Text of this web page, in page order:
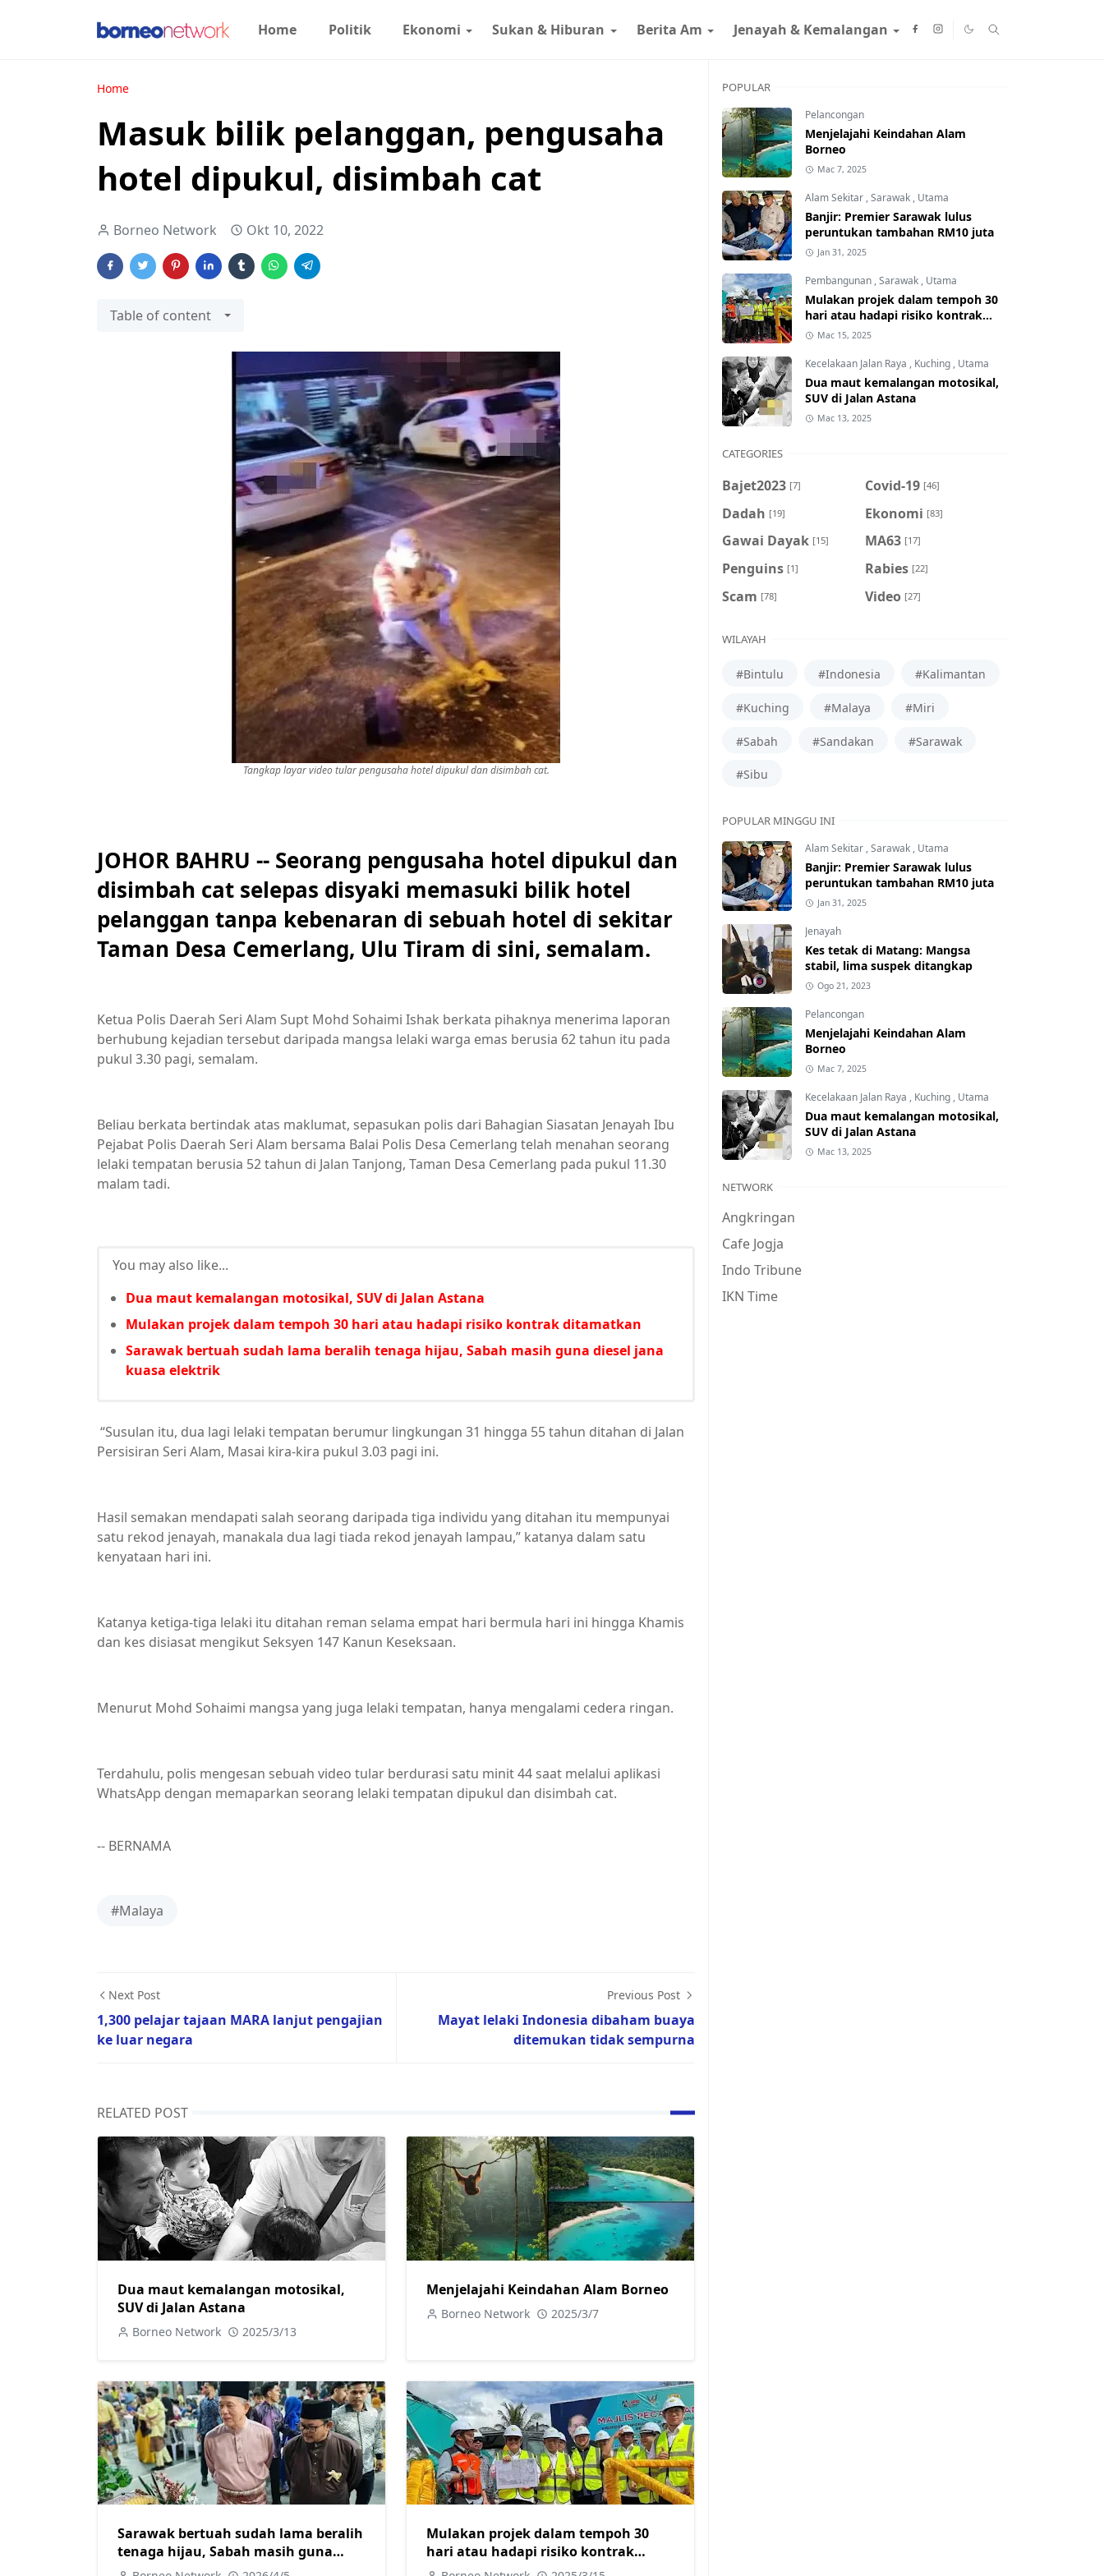
Home Politik Ekonomi Sukan & Hiburan Berita Am Jenayah & Kemalangan
Home
Masuk bilik pelanggan, pengusaha
hotel dipukul, disimbah cat
Borneo Network Okt 10, 2022
Table of content
Tangkap layar video tular pengusaha hotel dipukul dan disimbah cat.
JOHOR BAHRU -- Seorang pengusaha hotel dipukul dan
disimbah cat selepas disyaki memasuki bilik hotel
pelanggan tanpa kebenaran di sebuah hotel di sekitar
Taman Desa Cemerlang, Ulu Tiram di sini, semalam.
Ketua Polis Daerah Seri Alam Supt Mohd Sohaimi Ishak berkata pihaknya menerima laporan
berhubung kejadian tersebut daripada mangsa lelaki warga emas berusia 62 tahun itu pada
pukul 3.30 pagi, semalam.
Beliau berkata bertindak atas maklumat, sepasukan polis dari Bahagian Siasatan Jenayah Ibu
Pejabat Polis Daerah Seri Alam bersama Balai Polis Desa Cemerlang telah menahan seorang
lelaki tempatan berusia 52 tahun di Jalan Tanjong, Taman Desa Cemerlang pada pukul 11.30
malam tadi.
You may also like...
Dua maut kemalangan motosikal, SUV di Jalan Astana
Mulakan projek dalam tempoh 30 hari atau hadapi risiko kontrak ditamatkan
Sarawak bertuah sudah lama beralih tenaga hijau, Sabah masih guna diesel jana
kuasa elektrik
“Susulan itu, dua lagi lelaki tempatan berumur lingkungan 31 hingga 55 tahun ditahan di Jalan
Persisiran Seri Alam, Masai kira-kira pukul 3.03 pagi ini.
Hasil semakan mendapati salah seorang daripada tiga individu yang ditahan itu mempunyai
satu rekod jenayah, manakala dua lagi tiada rekod jenayah lampau,” katanya dalam satu
kenyataan hari ini.
Katanya ketiga-tiga lelaki itu ditahan reman selama empat hari bermula hari ini hingga Khamis
dan kes disiasat mengikut Seksyen 147 Kanun Keseksaan.
Menurut Mohd Sohaimi mangsa yang juga lelaki tempatan, hanya mengalami cedera ringan.
Terdahulu, polis mengesan sebuah video tular berdurasi satu minit 44 saat melalui aplikasi
WhatsApp dengan memaparkan seorang lelaki tempatan dipukul dan disimbah cat.
-- BERNAMA
#Malaya
Next Post
1,300 pelajar tajaan MARA lanjut pengajian
ke luar negara
Previous Post
Mayat lelaki Indonesia dibaham buaya
ditemukan tidak sempurna
RELATED POST
Dua maut kemalangan motosikal,
SUV di Jalan Astana
Borneo Network 2025/3/13
Menjelajahi Keindahan Alam Borneo
Borneo Network 2025/3/7
Sarawak bertuah sudah lama beralih
tenaga hijau, Sabah masih guna
diesel jana kuasa elektrik
Mulakan projek dalam tempoh 30
hari atau hadapi risiko kontrak
ditamatkan
POPULAR
Pelancongan
Menjelajahi Keindahan Alam
Borneo
Mac 7, 2025
Alam Sekitar ,Sarawak , Utama
Banjir: Premier Sarawak lulus
peruntukan tambahan RM10 juta
Jan 31, 2025
Pembangunan ,Sarawak , Utama
Mulakan projek dalam tempoh 30
hari atau hadapi risiko kontrak
ditamatkan
Mac 15, 2025
Kecelakaan Jalan Raya , Kuching , Utama
Dua maut kemalangan motosikal,
SUV di Jalan Astana
Mac 13, 2025
CATEGORIES
Bajet2023 [7] Covid-19 [46]
Dadah [19] Ekonomi [83]
Gawai Dayak [15] MA63 [17]
Penguins [1] Rabies [22]
Scam [78] Video [27]
WILAYAH
#Bintulu #Indonesia #Kalimantan
#Kuching #Malaya #Miri
#Sabah #Sandakan #Sarawak
#Sibu
POPULAR MINGGU INI
Alam Sekitar ,Sarawak , Utama
Banjir: Premier Sarawak lulus
peruntukan tambahan RM10 juta
Jan 31, 2025
Jenayah
Kes tetak di Matang: Mangsa
stabil, lima suspek ditangkap
Ogo 21, 2023
Pelancongan
Menjelajahi Keindahan Alam
Borneo
Mac 7, 2025
Kecelakaan Jalan Raya , Kuching , Utama
Dua maut kemalangan motosikal,
SUV di Jalan Astana
Mac 13, 2025
NETWORK
Angkringan
Cafe Jogja
Indo Tribune
IKN Time